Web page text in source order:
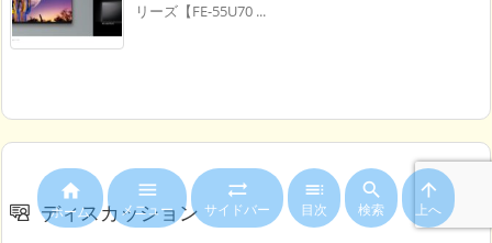
リーズ【FE-55U70 ...
ディスカッション

ホーム

メニュー

サイドバー

目次

検索

上へ